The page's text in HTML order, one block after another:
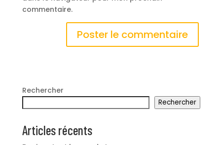
commentaire.
Rechercher
Rechercher
Articles récents